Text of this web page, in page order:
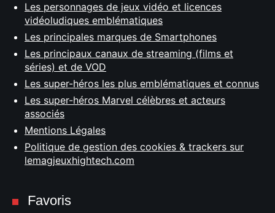
Les personnages de jeux vidéo et licences
vidéoludiques emblématiques
Les principales marques de Smartphones
Les principaux canaux de streaming (films et
séries) et de VOD
Les super-héros les plus emblématiques et connus
Les super-héros Marvel célèbres et acteurs
associés
Mentions Légales
Politique de gestion des cookies & trackers sur
lemagjeuxhightech.com
Favoris